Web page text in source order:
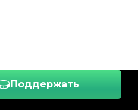
Поддержать